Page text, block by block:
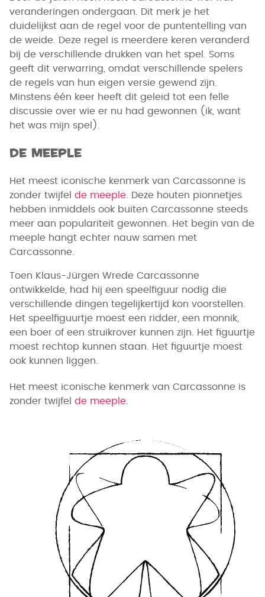
veranderingen ondergaan. Dit merk je het
duidelijkst aan de regel voor de puntentelling van
de weide. Deze regel is meerdere keren veranderd
bij de verschillende drukken van het spel. Soms
geeft dit verwarring, omdat verschillende spelers
de regels van hun eigen versie gewend zijn.
Minstens één keer heeft dit geleid tot een felle
discussie over wie er nu had gewonnen (ik, want
het was mijn spel).
De meeple
Het meest iconische kenmerk van Carcassonne is
zonder twijfel de meeple. Deze houten pionnetjes
hebben inmiddels ook buiten Carcassonne steeds
meer aan populariteit gewonnen. Het begin van de
meeple hangt echter nauw samen met
Carcassonne.
Toen Klaus-Jürgen Wrede Carcassonne
ontwikkelde, had hij een speelfiguur nodig die
verschillende dingen tegelijkertijd kon voorstellen.
Het speelfiguurtje moest een ridder, een monnik,
een boer of een struikrover kunnen zijn. Het figuurtje
moest rechtop kunnen staan. Het figuurtje moest
ook kunnen liggen.
Het meest iconische kenmerk van Carcassonne is
zonder twijfel de meeple.